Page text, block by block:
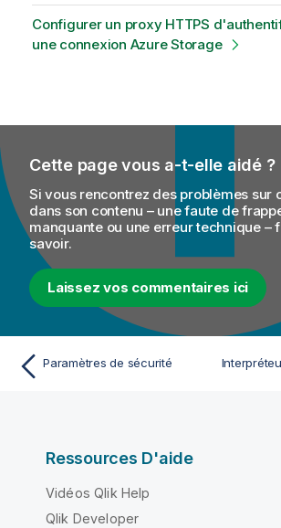
Configurer un proxy HTTPS
une connexion Azure Storage
Cette page vous a-t-elle aidé ?
Si vous rencontrez des problèmes sur
dans son contenu – une faute de
manquante ou une erreur technique –
savoir.
Laissez vos commentaires ici
Paramètres de sécurité
Ressources D'aide
Vidéos Qlik Help
Qlik Developer